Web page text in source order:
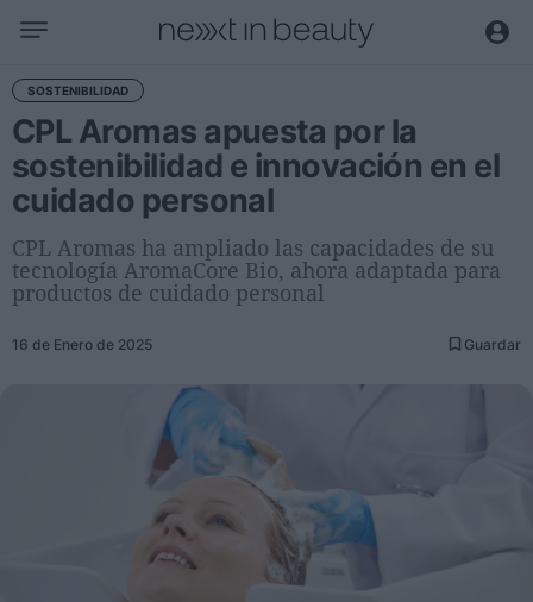
Negocio
Editorial
Actualidad
Economía y sector
Nombramientos
Entrevistas a directivos
Ciencia y tecnología
SOSTENIBILIDAD
CPL Aromas apuesta por la
sostenibilidad e innovación en el
cuidado personal
CPL Aromas ha ampliado las capacidades de su
tecnología AromaCore Bio, ahora adaptada para
productos de cuidado personal
16 de Enero de 2025 Guardar